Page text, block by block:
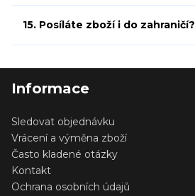
15. Posíláte zboží i do zahraničí?
Informace
Sledovat objednávku
Vrácení a výměna zboží
Často kladené otázky
Kontakt
Ochrana osobních údajů